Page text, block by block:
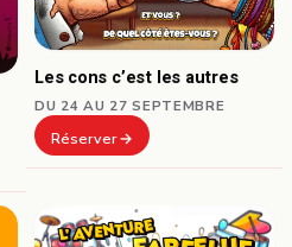
Les cons c’est les autres
DU 24 AU 27 SEPTEMBRE
Réserver